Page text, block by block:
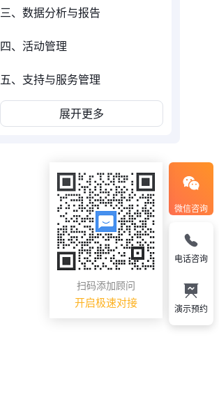
三、数据分析与报告
四、活动管理
五、支持与服务管理
展开更多
微信咨询
扫码添加顾问
开启极速对接
电话咨询
演示预约